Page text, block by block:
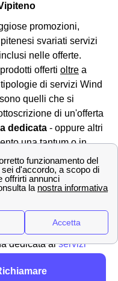
promozioni,
svariati servizi
nelle offerte.
offerti oltre a
di servizi Wind
quelli che si
di un'offerta
dedicata - oppure altri
una tantum o in
vedere lo sport a
disattivazione dei
normalmente gestita
il
stati bloccati
maggiori informazioni
dedicata aiservizi